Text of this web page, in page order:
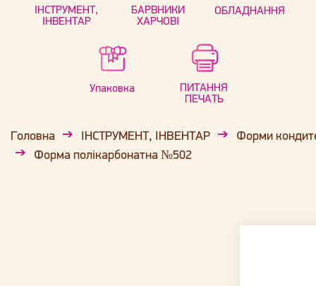
ІНСТРУМЕНТ,
ІНВЕНТАР
БАРВНИКИ
ХАРЧОВІ
ОБЛАДНАННЯ
Упаковка
ПИТАННЯ
ПЕЧАТЬ
Головна ІНСТРУМЕНТ, ІНВЕНТАР
Форми
Форма полікарбонатна №502